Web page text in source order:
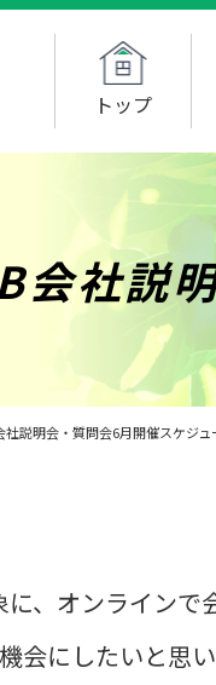
トップ
会社説
社説明会・質問会6月開催スケジュ
、 オンラインで
会にしたいと思